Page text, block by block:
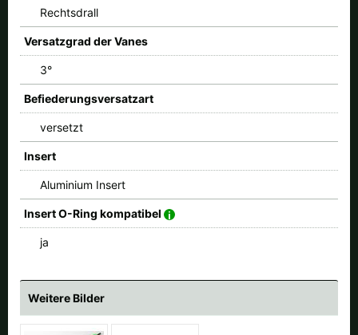
Rechtsdrall
Versatzgrad der Vanes
3°
Befiederungsversatzart
versetzt
Insert
Aluminium Insert
Insert O-Ring kompatibel
ja
Weitere Bilder